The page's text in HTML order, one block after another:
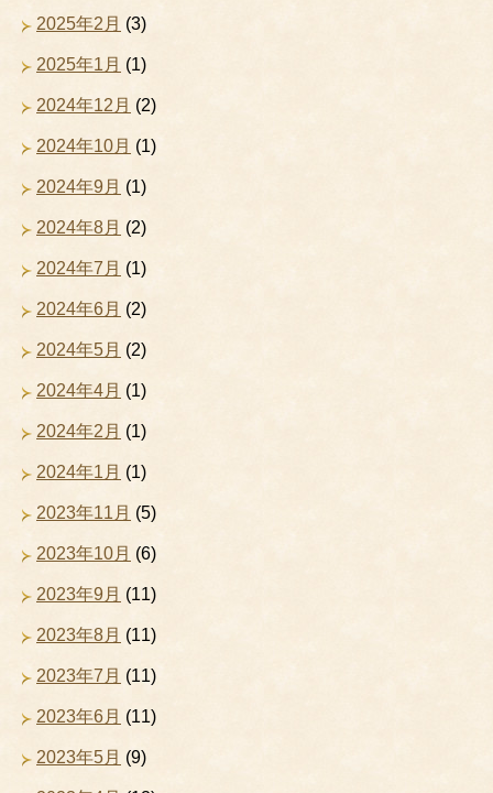
2025年2月 (3)
2025年1月 (1)
2024年12月 (2)
2024年10月 (1)
2024年9月 (1)
2024年8月 (2)
2024年7月 (1)
2024年6月 (2)
2024年5月 (2)
2024年4月 (1)
2024年2月 (1)
2024年1月 (1)
2023年11月 (5)
2023年10月 (6)
2023年9月 (11)
2023年8月 (11)
2023年7月 (11)
2023年6月 (11)
2023年5月 (9)